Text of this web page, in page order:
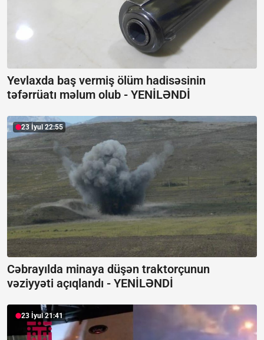
Yevlaxda baş vermiş ölüm hadisəsinin
təfərrüatı məlum olub - YENİLƏNDİ
23 İyul 22:55
Cəbrayılda minaya düşən traktorçunun
vəziyyəti açıqlandı - YENİLƏNDİ
23 İyul 21:41